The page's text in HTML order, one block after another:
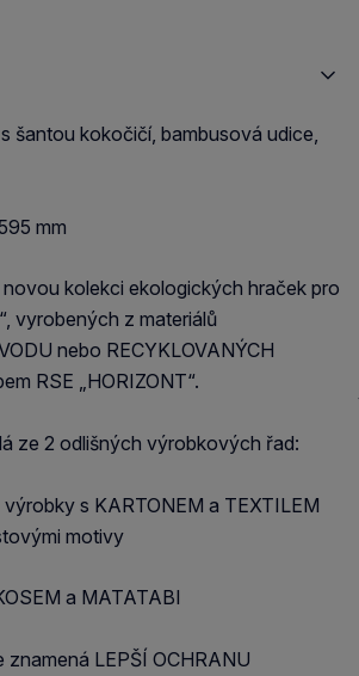
šantou kokočičí, bambusová udice,
mm
kolekci ekologických hraček pro
vyrobených z materiálů
nebo RECYKLOVANÝCH
RSE „HORIZONT“.
ze 2 odlišných výrobkových řad:
výrobky s KARTONEM a TEXTILEM
motivy
a MATATABI
LEPŠÍ OCHRANU